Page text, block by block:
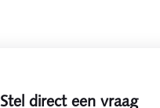
Stel direct een vraag